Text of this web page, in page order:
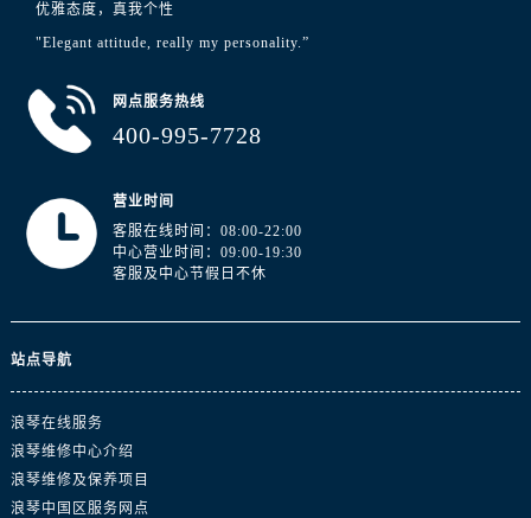
优雅态度，真我个性
"Elegant attitude, really my personality.”
网点服务热线
400-995-7728
营业时间
客服在线时间：08:00-22:00
中心营业时间：09:00-19:30
客服及中心节假日不休
站点导航
浪琴在线服务
浪琴维修中心介绍
浪琴维修及保养项目
浪琴中国区服务网点